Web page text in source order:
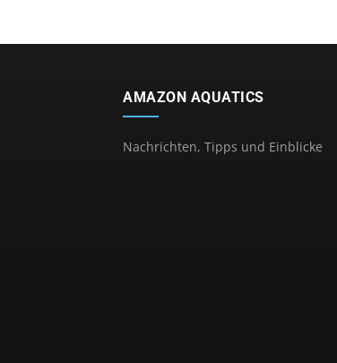
AMAZON AQUATICS
Nachrichten, Tipps und Einblicke